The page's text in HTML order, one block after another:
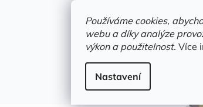
Používáme cookies,
webu a díky analýze
výkon a použitelnost. Více
Nastavení
Novinky Trvalky a
cizojazyčné / other languages
HANSEMANN UND DIE KUKENKonner Alfred